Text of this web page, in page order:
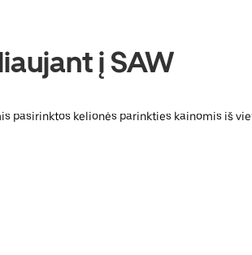
į SAW
kelionės parinkties kainomis iš